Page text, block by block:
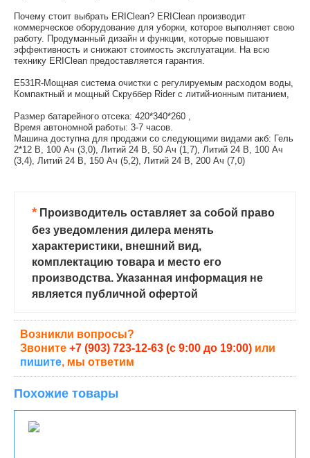
Почему стоит выбрать ERIClean? ERIClean производит
коммерческое оборудование для уборки, которое выполняет свою
работу. Продуманный дизайн и функции, которые повышают
эффективность и снижают стоимость эксплуатации. На всю
технику ERIClean предоставляется гарантия.
E531R-Мощная система очистки с регулируемым расходом воды,
Компактный и мощный Скруббер Rider с литий-ионным питанием,
Размер батарейного отсека: 420*340*260 ,
Время автономной работы: 3-7 часов.
Машина доступна для продажи со следующими видами акб: Гель
2*12 В, 100 Ач (3,0), Литий 24 В, 50 Ач (1,7), Литий 24 В, 100 Ач
(3,4), Литий 24 В, 150 Ач (5,2), Литий 24 В, 200 Ач (7,0)
*Производитель оставляет за собой право
без уведомления дилера менять
характеристики, внешний вид,
комплектацию товара и место его
производства. Указанная информация не
является публичной офертой
Возникли вопросы?
Звоните +7 (903) 723-12-63 (с 9:00 до 19:00) или
пишите, мы ответим
Похожие товары